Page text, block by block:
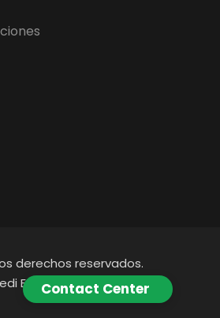
derechos reservados.
Est. Contact Center